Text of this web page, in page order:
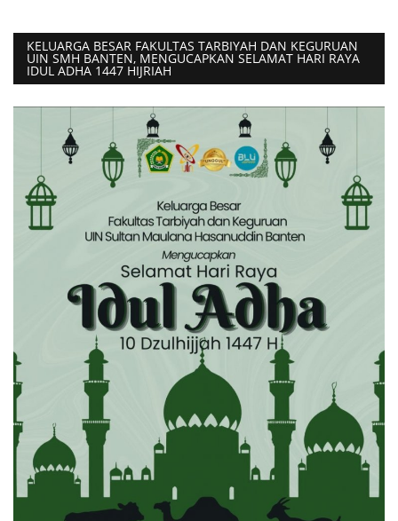
KELUARGA BESAR FAKULTAS TARBIYAH DAN KEGURUAN
UIN SMH BANTEN, MENGUCAPKAN SELAMAT HARI RAYA
IDUL ADHA 1447 HIJRIAH